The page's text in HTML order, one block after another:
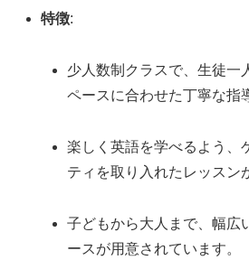
特徴:
少人数制クラスで、生徒一
ペースに合わせた丁寧な指
楽しく英語を学べるよう、
ティを取り入れたレッスン
子どもから大人まで、幅広
ースが用意されています。